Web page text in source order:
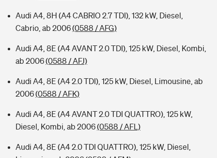
Audi A4, 8H (A4 CABRIO 2.7 TDI), 132 kW, Diesel,
Cabrio, ab 2006(0588 / AFG)
Audi A4, 8E (A4 AVANT 2.0 TDI), 125 kW, Diesel, Kombi,
ab 2006(0588 / AFJ)
Audi A4, 8E (A4 2.0 TDI), 125 kW, Diesel, Limousine, ab
2006(0588 / AFK)
Audi A4, 8E (A4 AVANT 2.0 TDI QUATTRO), 125 kW,
Diesel, Kombi, ab 2006(0588 / AFL)
Audi A4, 8E (A4 2.0 TDI QUATTRO), 125 kW, Diesel,